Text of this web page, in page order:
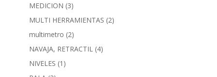
MEDICION (3)
MULTI HERRAMIENTAS (2)
multimetro (2)
NAVAJA, RETRACTIL (4)
NIVELES (1)